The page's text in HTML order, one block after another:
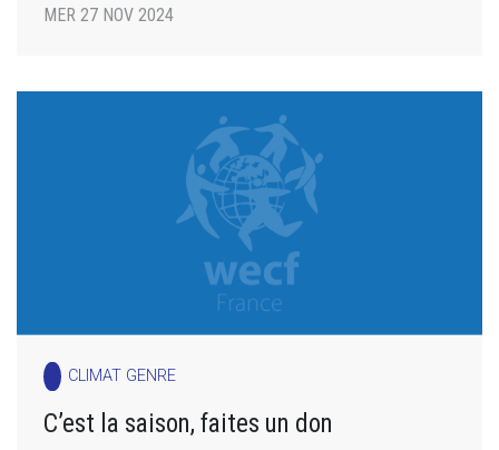
MER 27 NOV 2024
CLIMAT GENRE
C’est la saison, faites un don